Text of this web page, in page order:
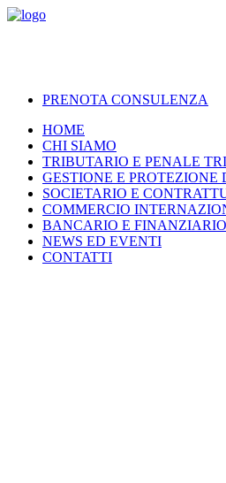
PRENOTA CONSULENZA
HOME
CHI SIAMO
TRIBUTARIO E PENALE
GESTIONE E PROTEZIONE
SOCIETARIO E
COMMERCIO
BANCARIO E FINANZIARIO
NEWS ED EVENTI
CONTATTI